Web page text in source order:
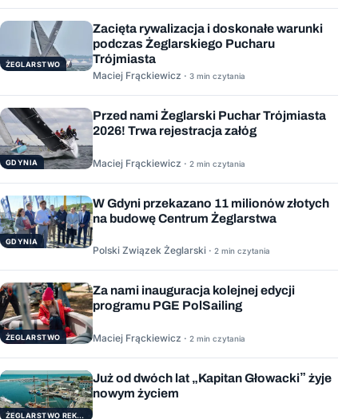
ŻEGLARSTWO
Zacięta rywalizacja i doskonałe warunki
podczas Żeglarskiego Pucharu
Trójmiasta
Maciej Frąckiewicz · 3 min czytania
GDYNIA
Przed nami Żeglarski Puchar Trójmiasta
2026! Trwa rejestracja załóg
Maciej Frąckiewicz · 2 min czytania
GDYNIA
W Gdyni przekazano 11 milionów złotych
na budowę Centrum Żeglarstwa
Polski Związek Żeglarski · 2 min czytania
ŻEGLARSTWO
Za nami inauguracja kolejnej edycji
programu PGE PolSailing
Maciej Frąckiewicz · 2 min czytania
ŻEGLARSTWO REKERACYJNE
Już od dwóch lat „Kapitan Głowacki” żyje
nowym życiem